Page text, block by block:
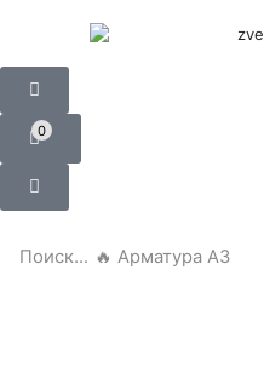
0
Поиск... 🔥 Арматура А3